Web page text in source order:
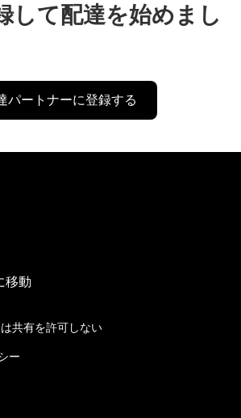
して配達を始めまし
パートナーに登録する
移動
共有を許可しない
ー